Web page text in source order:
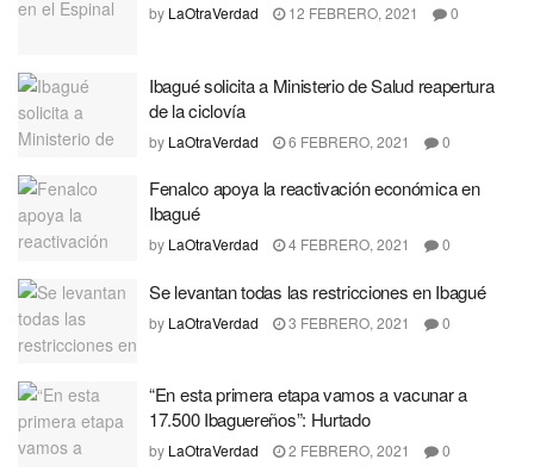
by LaOtraVerdad 12 FEBRERO, 2021 0
Ibagué solicita a Ministerio de Salud reapertura
de la ciclovía
by LaOtraVerdad 6 FEBRERO, 2021 0
Fenalco apoya la reactivación económica en
Ibagué
by LaOtraVerdad 4 FEBRERO, 2021 0
Se levantan todas las restricciones en Ibagué
by LaOtraVerdad 3 FEBRERO, 2021 0
“En esta primera etapa vamos a vacunar a
17.500 Ibaguereños”: Hurtado
by LaOtraVerdad 2 FEBRERO, 2021 0